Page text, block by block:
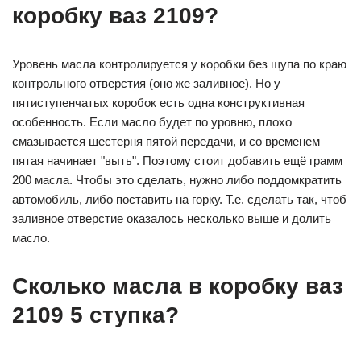
коробку ваз 2109?
Уровень масла контролируется у коробки без щупа по краю
контрольного отверстия (оно же заливное). Но у
пятиступенчатых коробок есть одна конструктивная
особенность. Если масло будет по уровню, плохо
смазывается шестерня пятой передачи, и со временем
пятая начинает "выть". Поэтому стоит добавить ещё грамм
200 масла. Чтобы это сделать, нужно либо поддомкратить
автомобиль, либо поставить на горку. Т.е. сделать так, чтоб
заливное отверстие оказалось несколько выше и долить
масло.
Сколько масла в коробку ваз
2109 5 ступка?